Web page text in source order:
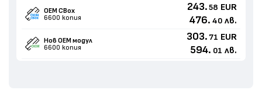
OEM CBox
6600 копия
243. 58 EUR
476. 40 лв.
Нов ОЕМ модул
6600 копия
303. 71 EUR
594. 01 лв.